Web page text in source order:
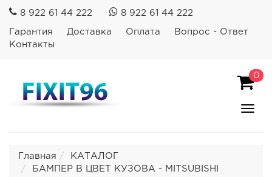
8 922 61 44 222 8 922 61 44 222
Гарантия Доставка Оплата
Вопрос - Ответ
Контакты
0
Главная
КАТАЛОГ
БАМПЕР В ЦВЕТ КУЗОВА - MITSUBISHI